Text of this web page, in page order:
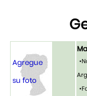
Agregue
su foto